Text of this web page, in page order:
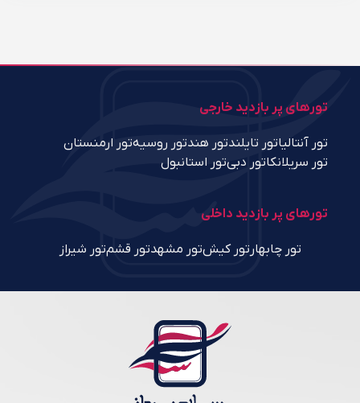
تورهای پر بازدید خارجی
تور آنتالیاتور تایلندتور هندتور روسیهتور ارمنستان
تور سریلانکاتور دبیتور استانبول
تورهای پر بازدید داخلی
تور چابهار تور کیشتور مشهدتور قشمتور شیراز